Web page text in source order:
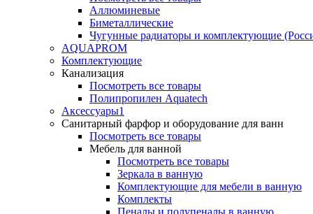
Аллюминевые
Биметаллические
Чугунные радиаторы и комплектующие
AQUAPROM
Комплектующие
Канализация
Посмотреть все товары
Полипропилен Aquatech
Аксессуары1
Санитарный фарфор и оборудование для ванн
Посмотреть все товары
Мебель для ванной
Посмотреть все товары
Зеркала в ванную
Комплектующие для мебели в ванную
Комплекты
Пеналы и полупеналы в ванную